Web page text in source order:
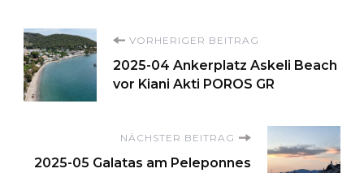
Beitragsnavigation
VORHERIGER BEITRAG
2025-04 Ankerplatz Askeli Beach
vor Kiani Akti POROS GR
NÄCHSTER BEITRAG
2025-05 Galatas am Peleponnes